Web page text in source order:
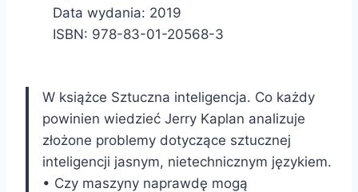
Data wydania: 2019
ISBN: 978-83-01-20568-3
W książce Sztuczna inteligencja. Co każdy
powinien wiedzieć Jerry Kaplan analizuje
złożone problemy dotyczące sztucznej
inteligencji jasnym, nietechnicznym językiem.
• Czy maszyny naprawdę mogą